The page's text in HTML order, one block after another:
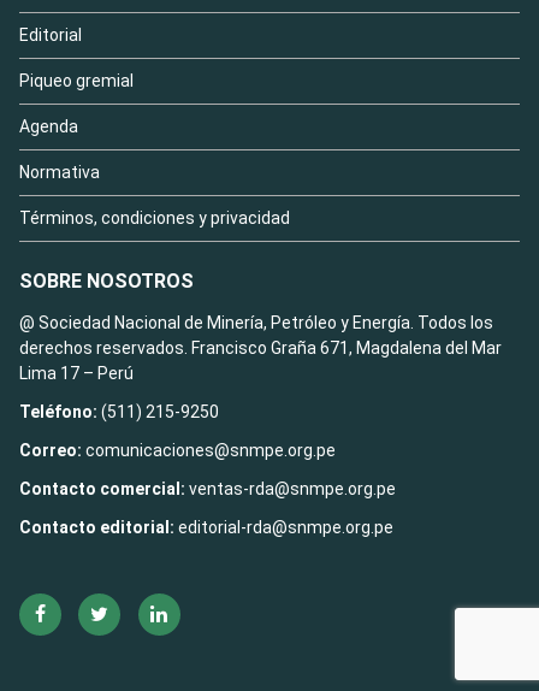
Editorial
Piqueo gremial
Agenda
Normativa
Términos, condiciones y privacidad
SOBRE NOSOTROS
@ Sociedad Nacional de Minería, Petróleo y Energía. Todos los
derechos reservados. Francisco Graña 671, Magdalena del Mar
Lima 17 – Perú
Teléfono: (511) 215-9250
Correo: comunicaciones@snmpe.org.pe
Contacto comercial: ventas-rda@snmpe.org.pe
Contacto editorial: editorial-rda@snmpe.org.pe